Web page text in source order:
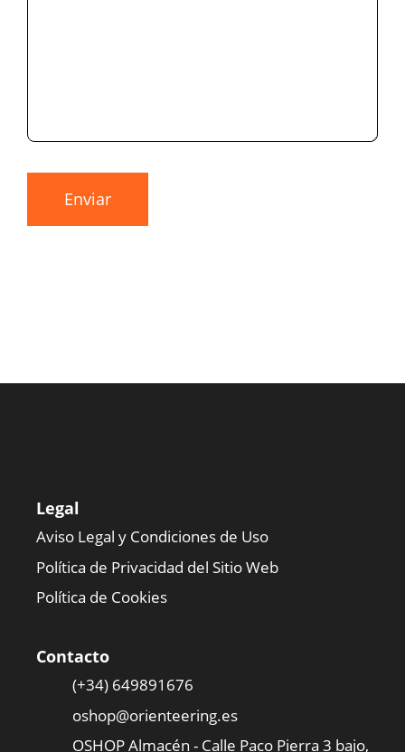
Legal
Aviso Legal y Condiciones de Uso
Política de Privacidad del Sitio Web
Política de Cookies
Contacto
(+34) 649891676
oshop@orienteering.es
OSHOP Almacén - Calle Paco Pierra 3 bajo,